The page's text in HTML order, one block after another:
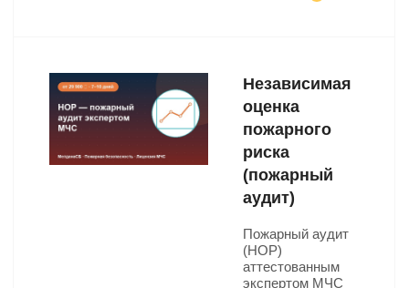
Независимая
оценка
пожарного
риска
(пожарный
аудит)
Пожарный аудит
(НОР)
аттестованным
экспертом МЧС